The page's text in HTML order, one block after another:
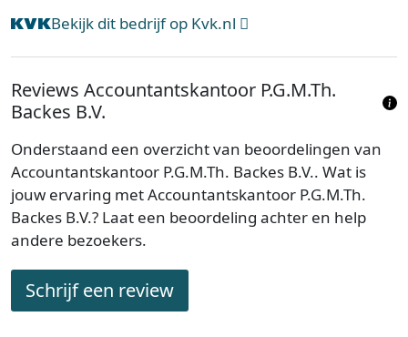
Bekijk dit bedrijf op Kvk.nl
Reviews Accountantskantoor P.G.M.Th.
Backes B.V.
Onderstaand een overzicht van beoordelingen van
Accountantskantoor P.G.M.Th. Backes B.V.. Wat is
jouw ervaring met Accountantskantoor P.G.M.Th.
Backes B.V.? Laat een beoordeling achter en help
andere bezoekers.
Schrijf een review